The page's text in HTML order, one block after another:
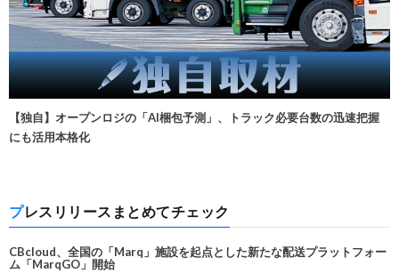
【独自】オープンロジの「AI梱包予測」、トラック必要台数の迅速把握
にも活用本格化
プレスリリースまとめてチェック
CBcloud、全国の「Marq」施設を起点とした新たな配送プラットフォー
ム「MarqGO」開始